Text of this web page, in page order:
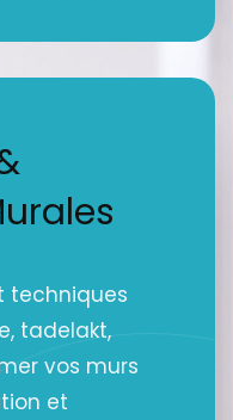
techniques
tadelakt,
vos murs
et